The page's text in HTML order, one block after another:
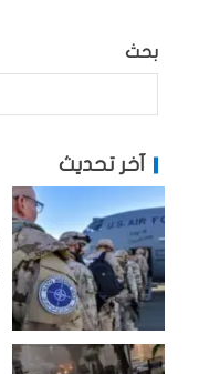
بحث
آخر تحديث